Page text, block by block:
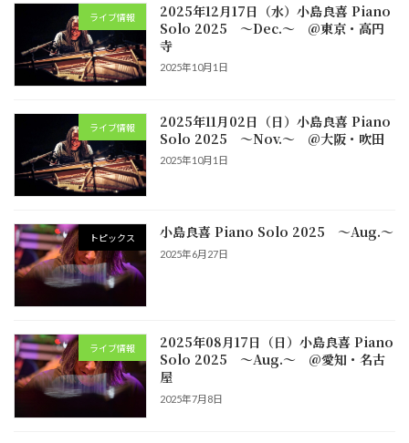
ライブ情報
2025年12月17日（水）小島良喜 Piano
Solo 2025 ～Dec.～ @東京・高円
寺
2025年10月1日
ライブ情報
2025年11月02日（日）小島良喜 Piano
Solo 2025 ～Nov.～ @大阪・吹田
2025年10月1日
トピックス 小島良喜 Piano Solo 2025 ～Aug.～
2025年6月27日
ライブ情報
2025年08月17日（日）小島良喜 Piano
Solo 2025 ～Aug.～ @愛知・名古
屋
2025年7月8日